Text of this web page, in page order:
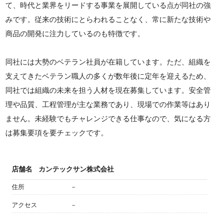
て、時代と業界をリードする事業を展開している点が同社の強
みです。従来の技術にとらわれることなく、常に新たな技術や
商品の開発に注力しているのも特徴です。
同社には大勢のベテラン社員が在籍しています。ただ、組織を
支えてきたベテラン職人の多くが数年後に定年を迎えるため、
同社では組織の未来を担う人材を現在募集しています。安全管
理や品質、工程管理が主な業務であり、現場での作業等はあり
ません。未経験でもチャレンジできる仕事なので、気になる方
は募集要項を要チェックです。
店舗名 カンテックサン株式会社
住所 －
アクセス －